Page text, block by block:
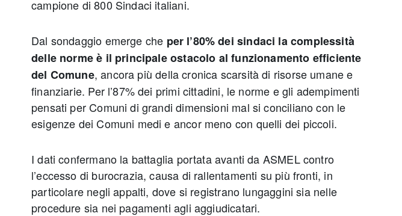
campione di 800 Sindaci italiani.
Dal sondaggio emerge che per l’80% dei sindaci la complessità
delle norme è il principale ostacolo al funzionamento efficiente
del Comune, ancora più della cronica scarsità di risorse umane e
finanziarie. Per l’87% dei primi cittadini, le norme e gli adempimenti
pensati per Comuni di grandi dimensioni mal si conciliano con le
esigenze dei Comuni medi e ancor meno con quelli dei piccoli.
I dati confermano la battaglia portata avanti da ASMEL contro
l’eccesso di burocrazia, causa di rallentamenti su più fronti, in
particolare negli appalti, dove si registrano lungaggini sia nelle
procedure sia nei pagamenti agli aggiudicatari.